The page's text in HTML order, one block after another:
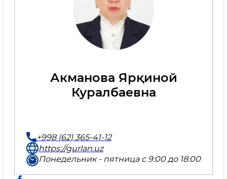
Акманова Ярқиной
Куралбаевна
+998 (62) 365-41-12
https://gurlan.uz
Понедельник - пятница с 9:00 до 18:00